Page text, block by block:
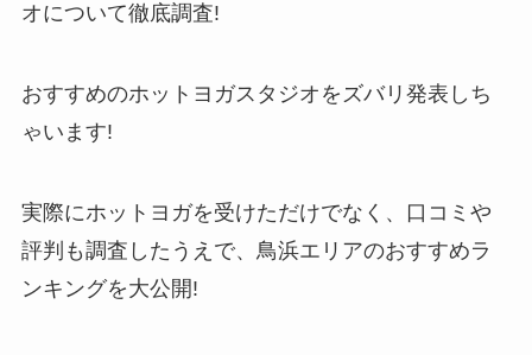
オについて徹底調査!
おすすめのホットヨガスタジオをズバリ発表しち
ゃいます!
実際にホットヨガを受けただけでなく、口コミや
評判も調査したうえで、鳥浜エリアのおすすめラ
ンキングを大公開!